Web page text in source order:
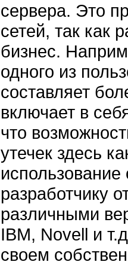
сервера. Это
сетей, так как
бизнес.
одного из
составляет
включает в
что
утечек здесь
разработчику
различными
IBM, Novell и
своем